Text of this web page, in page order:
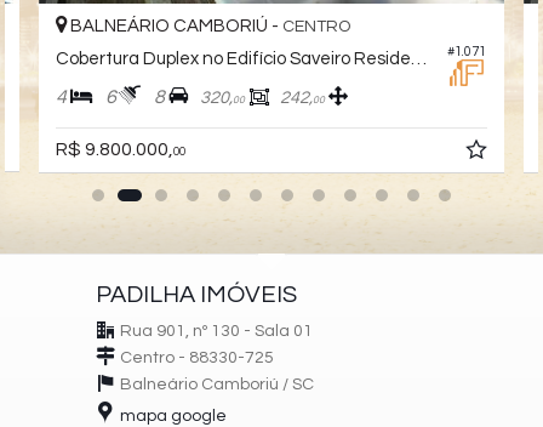
#1.071
BALNEÁRIO CAMBORIÚ - CENTRO
Cobertura Duplex no Edifício Saveiro Residence
4 6 8 320,00 242,00
R$ 9.800.000, 00
PADILHA IMÓVEIS
Rua 901, nº 130 - Sala 01
Centro - 88330-725
Balneário Camboriú / SC
mapa google